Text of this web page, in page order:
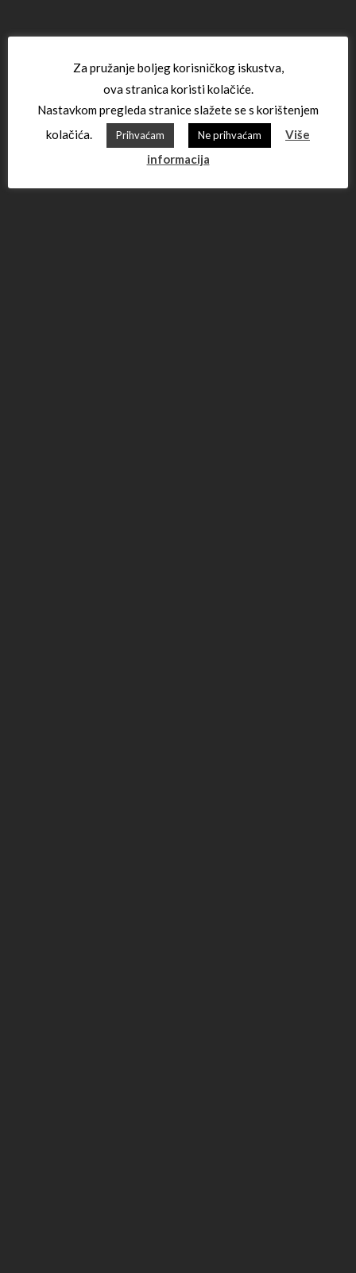
Za pružanje boljeg korisničkog iskustva,
ova stranica koristi kolačiće.
Nastavkom pregleda stranice slažete se s korištenjem
kolačića.
Prihvaćam Ne prihvaćam
Više
informacija